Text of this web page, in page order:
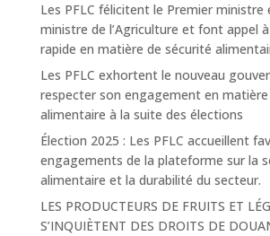
Les PFLC félicitent le Premier ministre
ministre de l’Agriculture et font appel
rapide en matière de sécurité
Les PFLC exhortent le nouveau
respecter son engagement en
alimentaire à la suite des élections
Élection 2025 : Les PFLC accueillent
engagements de la plateforme sur la
alimentaire et la durabilité du secteur.
LES PRODUCTEURS DE FRUITS ET
S’INQUIÈTENT DES DROITS DE